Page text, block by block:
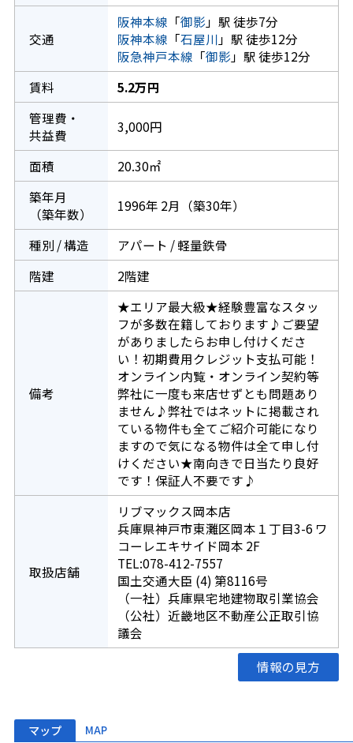
交通
阪神本線 「御影」駅 徒歩7分
阪神本線 「石屋川 」駅 徒歩12分
阪急神戸本線 「御影」駅 徒歩12分
賃料
5.2万円
管理費・
共益費
3,000円
面積
20.30㎡
築年月
（築年数）
1996年 2月（築30年）
種別 / 構造
アパート / 軽量鉄骨
階建
2階建
備考
★エリア最大級★経験豊富なスタッ
フが多数在籍しております♪ご要望
がありましたらお申し付けくださ
い！初期費用クレジット支払可能！
オンライン内覧・オンライン契約等
弊社に一度も来店せずとも問題あり
ません♪弊社ではネットに掲載され
ている物件も全てご紹介可能になり
ますので気になる物件は全て申し付
けください★南向きで日当たり良好
です！保証人不要です♪
取扱店舗
リブマックス岡本店
兵庫県神戸市東灘区岡本１丁目3-6 ワ
コーレエキサイド岡本 2F
TEL:078-412-7557
国土交通大臣 (4) 第8116号
（一社）兵庫県宅地建物取引業協会
（公社）近畿地区不動産公正取引協
議会
情報の見方
マップ MAP